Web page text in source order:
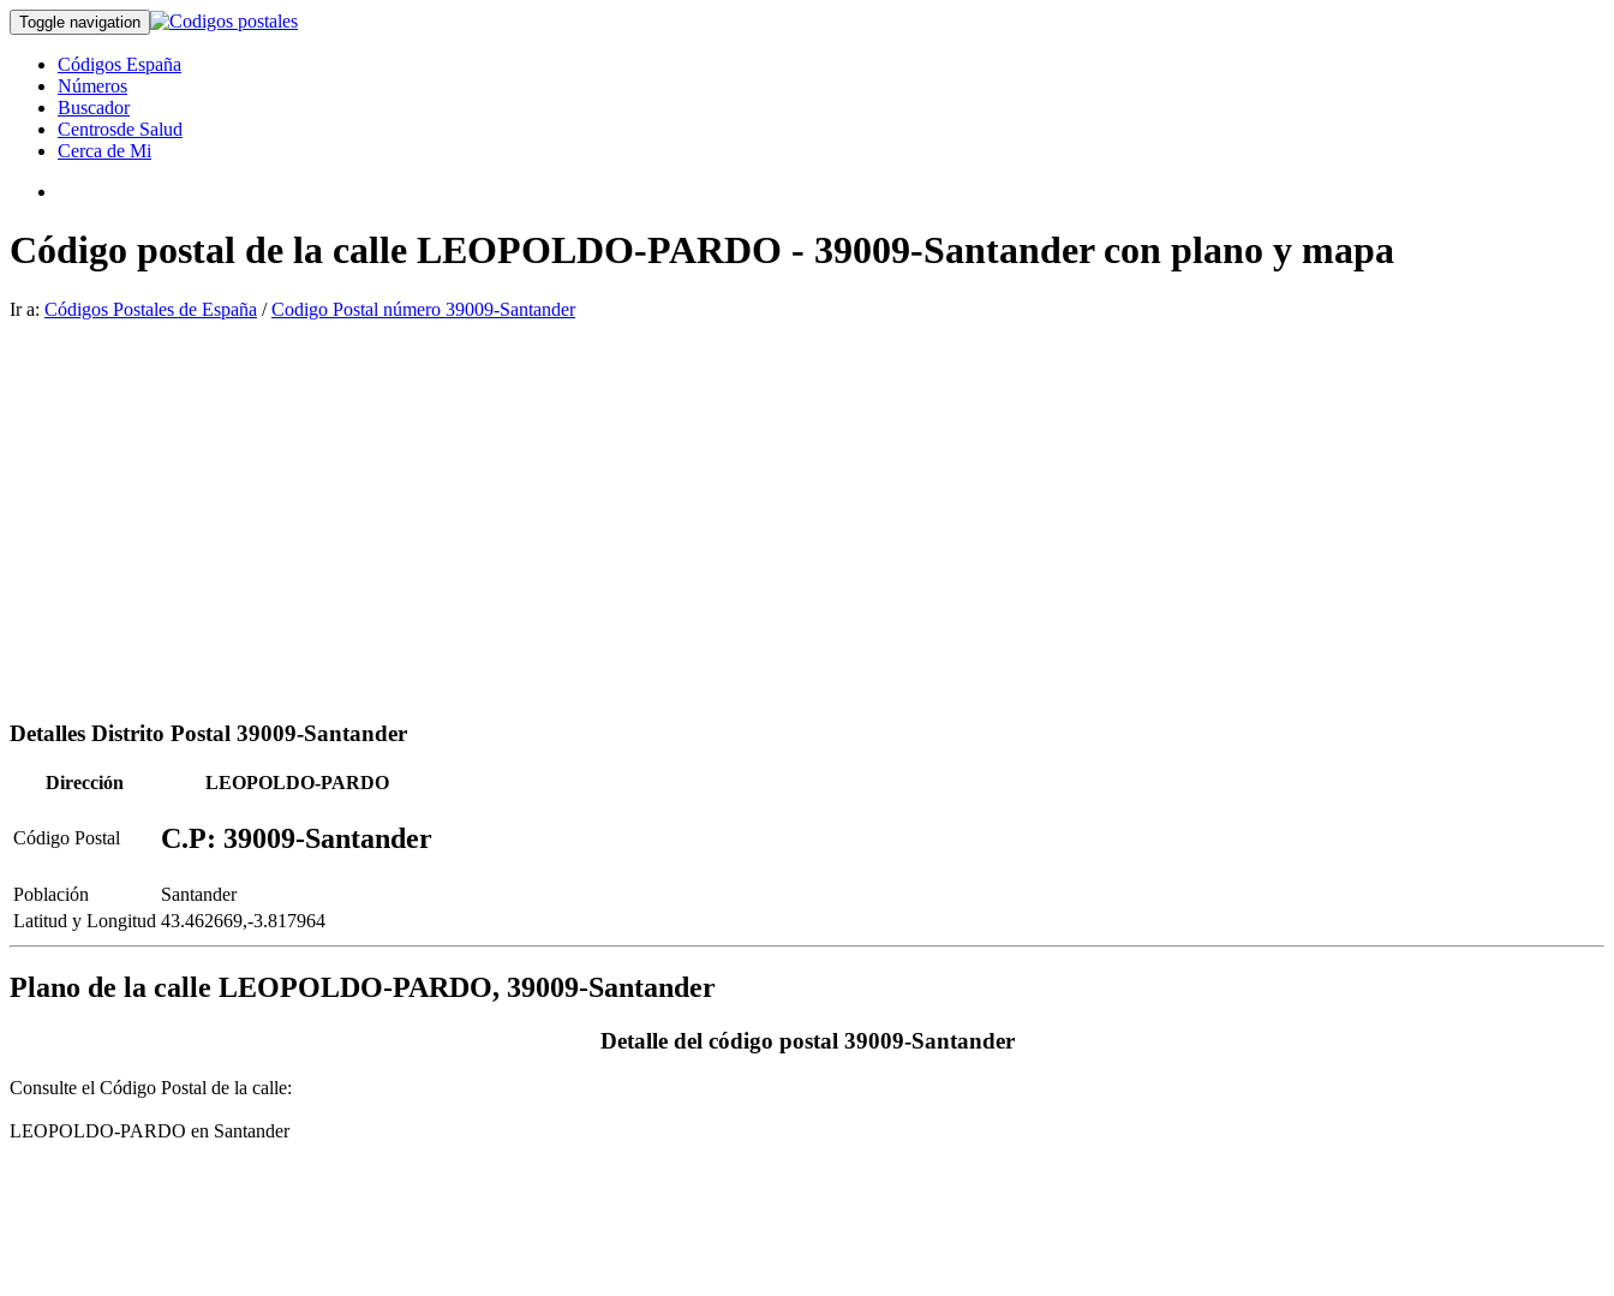
Toggle navigation
Códigos España
Números
Buscador
Centrosde Salud
Cerca de Mi
Código postal de la calle LEOPOLDO-PARDO - 39009-Santander con plano y mapa
Ir a: Códigos Postales de España /Codigo Postal número 39009-Santander
Detalles Distrito Postal 39009-Santander
Dirección LEOPOLDO-PARDO
Código Postal C.P: 39009-Santander
Población
Santander
Latitud y Longitud 43.462669,-3.817964
Plano de la calle LEOPOLDO-PARDO, 39009-Santander
Detalle del código postal 39009-Santander
Consulte el Código Postal de la calle:
LEOPOLDO-PARDO en Santander